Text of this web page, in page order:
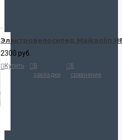
Электровелосипед Maikaolin
2300 руб.
Купить
В
закладки
В
сравнение